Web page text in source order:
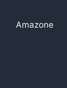
Amazone